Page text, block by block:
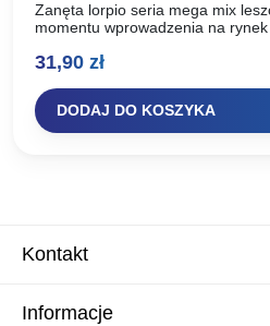
Zanęta lorpio seria mega mix
momentu wprowadzenia na rynek
31,90 zł
DODAJ DO KOSZYKA
Kontakt
Informacje